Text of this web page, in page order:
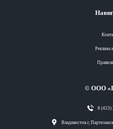
Реклама
© ООО
8 (423)
Владивосток г,